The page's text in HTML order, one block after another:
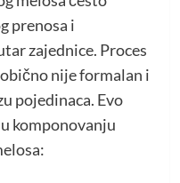
prenosa i
zajednice. Proces
nije formalan i
pojedinaca. Evo
komponovanju